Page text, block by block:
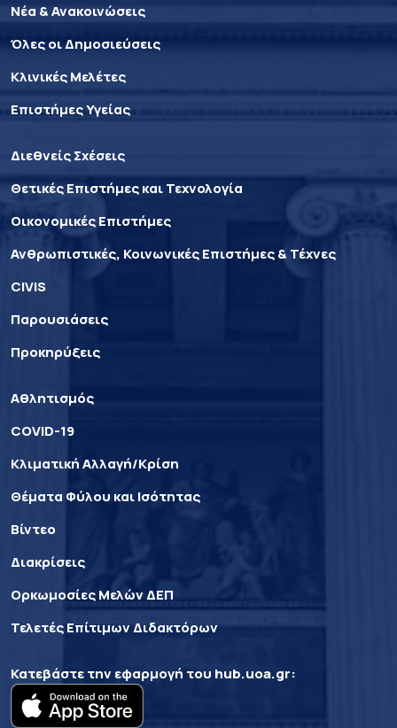
Νέα & Ανακοινώσεις
Όλες οι Δημοσιεύσεις
Κλινικές Μελέτες
Επιστήμες Υγείας
Διεθνείς Σχέσεις
Θετικές Επιστήμες και Τεχνολογία
Οικονομικές Επιστήμες
Ανθρωπιστικές, Κοινωνικές Επιστήμες & Τέχνες
CIVIS
Παρουσιάσεις
Προκηρύξεις
Αθλητισμός
COVID-19
Κλιματική Αλλαγή/Κρίση
Θέματα Φύλου και Ισότητας
Βίντεο
Διακρίσεις
Ορκωμοσίες Μελών ΔΕΠ
Τελετές Επίτιμων Διδακτόρων
Κατεβάστε την εφαρμογή του hub.uoa.gr: